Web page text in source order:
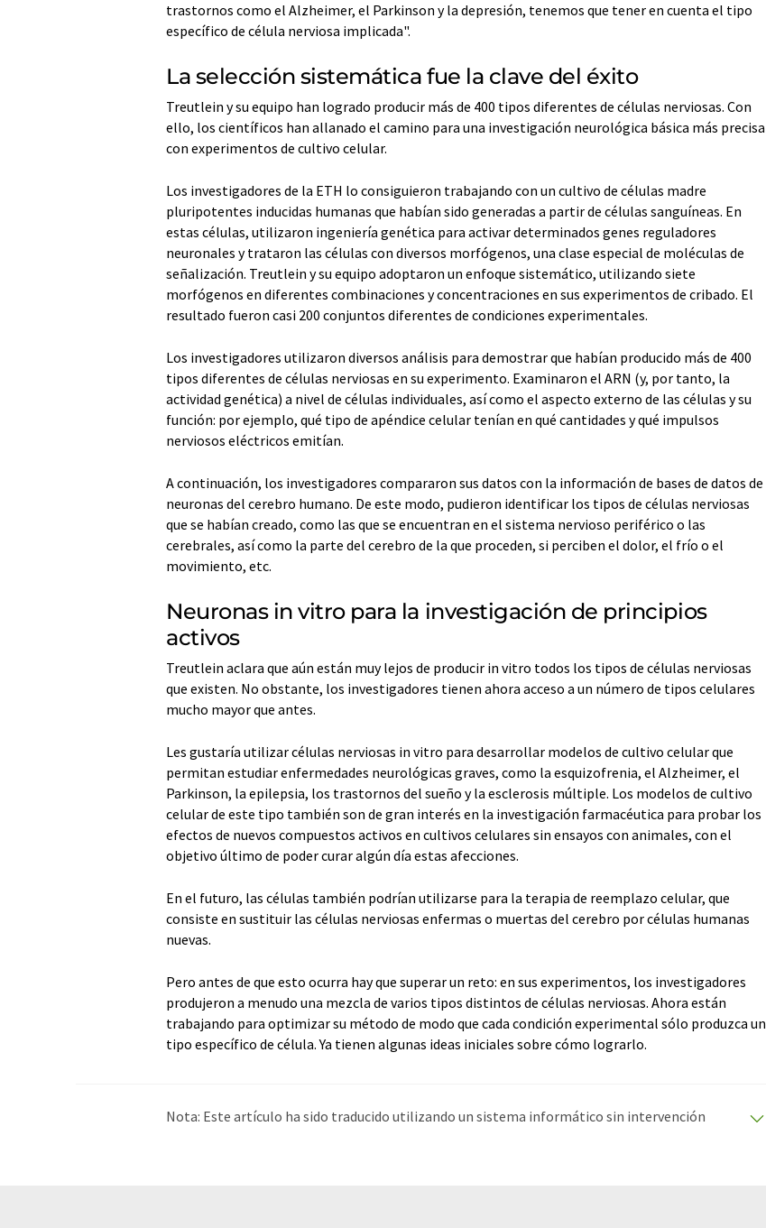
trastornos como el Alzheimer, el Parkinson y la depresión, tenemos que tener en cuenta el tipo
específico de célula nerviosa implicada".
La selección sistemática fue la clave del éxito
Treutlein y su equipo han logrado producir más de 400 tipos diferentes de células nerviosas. Con
ello, los científicos han allanado el camino para una investigación neurológica básica más precisa
con experimentos de cultivo celular.
Los investigadores de la ETH lo consiguieron trabajando con un cultivo de células madre
pluripotentes inducidas humanas que habían sido generadas a partir de células sanguíneas. En
estas células, utilizaron ingeniería genética para activar determinados genes reguladores
neuronales y trataron las células con diversos morfógenos, una clase especial de moléculas de
señalización. Treutlein y su equipo adoptaron un enfoque sistemático, utilizando siete
morfógenos en diferentes combinaciones y concentraciones en sus experimentos de cribado. El
resultado fueron casi 200 conjuntos diferentes de condiciones experimentales.
Los investigadores utilizaron diversos análisis para demostrar que habían producido más de 400
tipos diferentes de células nerviosas en su experimento. Examinaron el ARN (y, por tanto, la
actividad genética) a nivel de células individuales, así como el aspecto externo de las células y su
función: por ejemplo, qué tipo de apéndice celular tenían en qué cantidades y qué impulsos
nerviosos eléctricos emitían.
A continuación, los investigadores compararon sus datos con la información de bases de datos de
neuronas del cerebro humano. De este modo, pudieron identificar los tipos de células nerviosas
que se habían creado, como las que se encuentran en el sistema nervioso periférico o las
cerebrales, así como la parte del cerebro de la que proceden, si perciben el dolor, el frío o el
movimiento, etc.
Neuronas in vitro para la investigación de principios
activos
Treutlein aclara que aún están muy lejos de producir in vitro todos los tipos de células nerviosas
que existen. No obstante, los investigadores tienen ahora acceso a un número de tipos celulares
mucho mayor que antes.
Les gustaría utilizar células nerviosas in vitro para desarrollar modelos de cultivo celular que
permitan estudiar enfermedades neurológicas graves, como la esquizofrenia, el Alzheimer, el
Parkinson, la epilepsia, los trastornos del sueño y la esclerosis múltiple. Los modelos de cultivo
celular de este tipo también son de gran interés en la investigación farmacéutica para probar los
efectos de nuevos compuestos activos en cultivos celulares sin ensayos con animales, con el
objetivo último de poder curar algún día estas afecciones.
En el futuro, las células también podrían utilizarse para la terapia de reemplazo celular, que
consiste en sustituir las células nerviosas enfermas o muertas del cerebro por células humanas
nuevas.
Pero antes de que esto ocurra hay que superar un reto: en sus experimentos, los investigadores
produjeron a menudo una mezcla de varios tipos distintos de células nerviosas. Ahora están
trabajando para optimizar su método de modo que cada condición experimental sólo produzca un
tipo específico de célula. Ya tienen algunas ideas iniciales sobre cómo lograrlo.
Nota: Este artículo ha sido traducido utilizando un sistema informático sin intervención